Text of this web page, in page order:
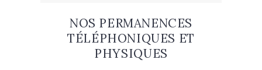
NOS PERMANENCES
TÉLÉPHONIQUES ET
PHYSIQUES